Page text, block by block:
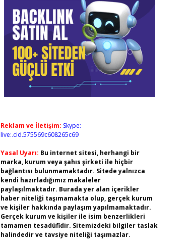
Reklam ve İletişim: Skype:
live:.cid.575569c608265c69
Yasal Uyarı: Bu internet sitesi, herhangi bir
marka, kurum veya şahıs şirketi ile hiçbir
bağlantısı bulunmamaktadır. Sitede yalnızca
kendi hazırladığımız makaleler
paylaşılmaktadır. Burada yer alan içerikler
haber niteliği taşımamakta olup, gerçek kurum
ve kişiler hakkında paylaşım yapılmamaktadır.
Gerçek kurum ve kişiler ile isim benzerlikleri
tamamen tesadüfidir. Sitemizdeki bilgiler taslak
halindedir ve tavsiye niteliği taşımazlar.